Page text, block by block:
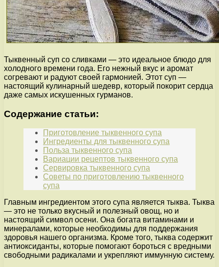
Тыквенный суп со сливками — это идеальное блюдо для
холодного времени года. Его нежный вкус и аромат
согревают и радуют своей гармонией. Этот суп —
настоящий кулинарный шедевр, который покорит сердца
даже самых искушенных гурманов.
Содержание статьи:
Приготовление тыквенного супа
Ингредиенты для тыквенного супа
Польза тыквенного супа
Вариации рецептов тыквенного супа
Сервировка тыквенного супа
Советы по приготовлению тыквенного
супа
Главным ингредиентом этого супа является тыква. Тыква
— это не только вкусный и полезный овощ, но и
настоящий символ осени. Она богата витаминами и
минералами, которые необходимы для поддержания
здоровья нашего организма. Кроме того, тыква содержит
антиоксиданты, которые помогают бороться с вредными
свободными радикалами и укрепляют иммунную систему.